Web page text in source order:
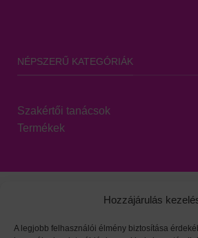
Hozzájárulás
A legjobb felhasználói élmény biztosítása
NÉPSZERŰ KATEGÓRIÁK
Szakértői tanácsok
Termékek